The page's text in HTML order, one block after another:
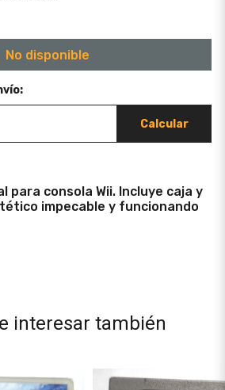
No disponible
Calcular
para consola Wii. Incluye caja y
impecable y funcionando
interesar también